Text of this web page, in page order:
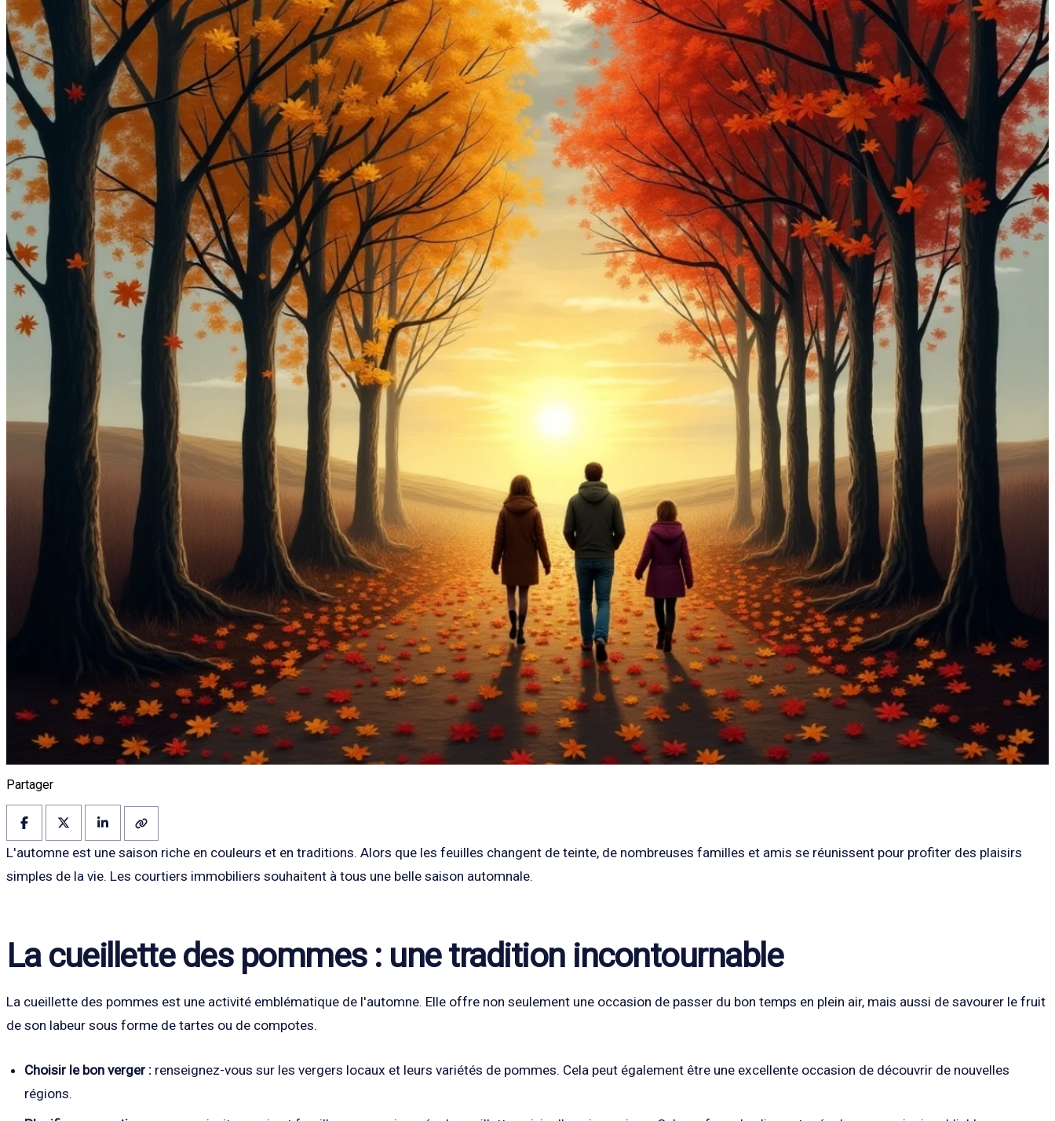
Partager
L'automne est une saison riche en couleurs et en traditions. Alors que les feuilles changent de teinte, de nombreuses familles et amis se réunissent pour profiter des plaisirs
simples de la vie. Les courtiers immobiliers souhaitent à tous une belle saison automnale.
La cueillette des pommes : une tradition incontournable
La cueillette des pommes est une activité emblématique de l'automne. Elle offre non seulement une occasion de passer du bon temps en plein air, mais aussi de savourer le fruit
de son labeur sous forme de tartes ou de compotes.
Choisir le bon verger : renseignez-vous sur les vergers locaux et leurs variétés de pommes. Cela peut également être une excellente occasion de découvrir de nouvelles
régions.